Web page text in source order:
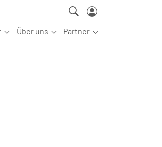
"Aus-/Fortbildung"
Submenu for "Angebot"
Über uns
Submenu for "Über uns"
Partner
Submenu for